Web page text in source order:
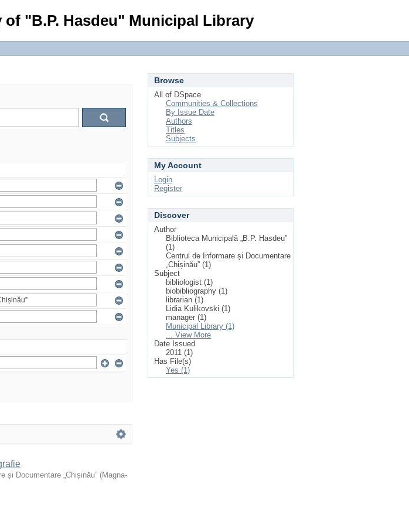
"B.P. Hasdeu" Municipal Library
și Documentare „Chișinău” (Magna-
Browse
All of DSpace
Communities & Collections
By Issue Date
Authors
Titles
Subjects
My Account
Login
Register
Discover
Author
Biblioteca Municipală „B.P. Hasdeu”
(1)
Centrul de Informare și Documentare
„Chișinău” (1)
Subject
bibliologist (1)
biobibliography (1)
librarian (1)
Lidia Kulikovski (1)
manager (1)
Municipal Library (1)
... View More
Date Issued
2011 (1)
Has File(s)
Yes (1)